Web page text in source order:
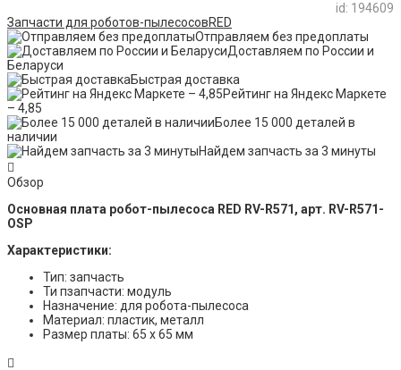
id: 194609
Запчасти для роботов-пылесосовRED
Отправляем без предоплаты
Доставляем по России и
Беларуси
Быстрая доставка
Рейтинг на Яндекс Маркете
– 4,85
Более 15 000 деталей в
наличии
Найдем запчасть за 3 минуты
Обзор
Основная плата робот-пылесоса RED RV-R571, арт. RV-R571-
OSP
Характеристики:
Тип: запчасть
Ти пзапчасти: модуль
Назначение: для робота-пылесоса
Материал: пластик, металл
Размер платы: 65 х 65 мм